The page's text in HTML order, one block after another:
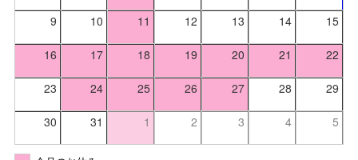
9 10 11 12 13 14 15
16 17 18 19 20 21 22
23 24 25 26 27 28 29
30 31 1 2 3 4 5